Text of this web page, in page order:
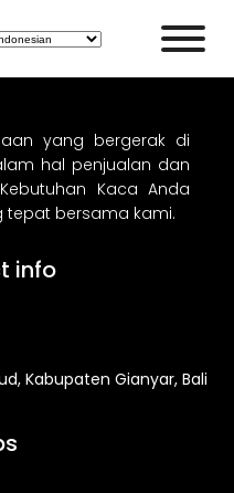
yang bergerak di
hal penjualan dan
Kaca Anda
bersama kami.
info
Kabupaten Gianyar, Bali